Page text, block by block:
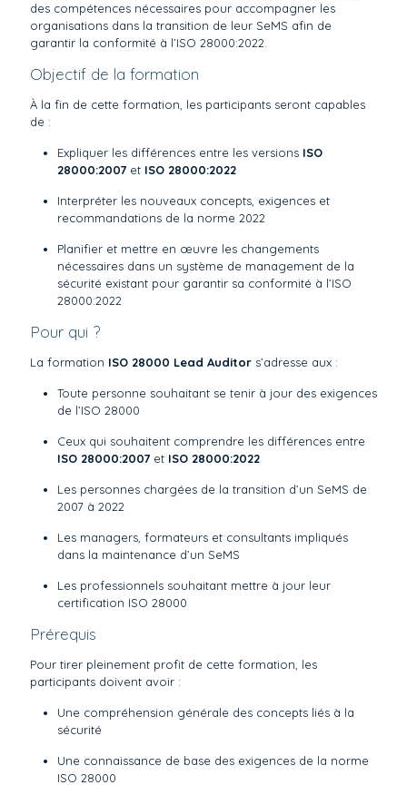
des compétences nécessaires pour accompagner les
organisations dans la transition de leur SeMS afin de
garantir la conformité à l’ISO 28000:2022.
Objectif de la formation
À la fin de cette formation, les participants seront capables
de :
Expliquer les différences entre les versions ISO
28000:2007 et ISO 28000:2022
Interpréter les nouveaux concepts, exigences et
recommandations de la norme 2022
Planifier et mettre en œuvre les changements
nécessaires dans un système de management de la
sécurité existant pour garantir sa conformité à l’ISO
28000:2022
Pour qui ?
La formation ISO 28000 Lead Auditor s’adresse aux :
Toute personne souhaitant se tenir à jour des exigences
de l’ISO 28000
Ceux qui souhaitent comprendre les différences entre
ISO 28000:2007 et ISO 28000:2022
Les personnes chargées de la transition d’un SeMS de
2007 à 2022
Les managers, formateurs et consultants impliqués
dans la maintenance d’un SeMS
Les professionnels souhaitant mettre à jour leur
certification ISO 28000
Prérequis
Pour tirer pleinement profit de cette formation, les
participants doivent avoir :
Une compréhension générale des concepts liés à la
sécurité
Une connaissance de base des exigences de la norme
ISO 28000